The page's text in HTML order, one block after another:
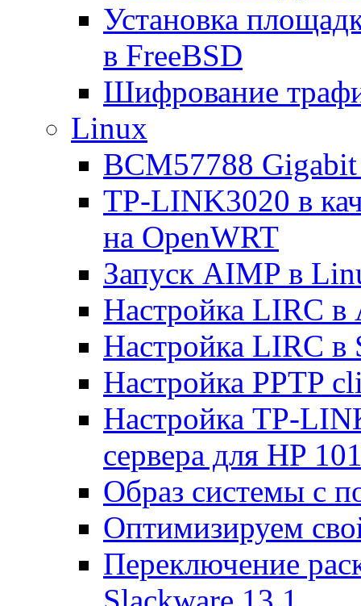
Установка
в FreeBSD
Шифрование
Linux
BCM57788
TP-LINK3020 в
на OpenWRT
Запуск AIMP в
Настройка LIRC
Настройка LIRC
Настройка PPTP
Настройка TP-
сервера для HP
Образ системы с
Оптимизируем
Переключение